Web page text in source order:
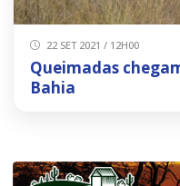
22 SET 2021 / 12H00
Queimadas
Bahia